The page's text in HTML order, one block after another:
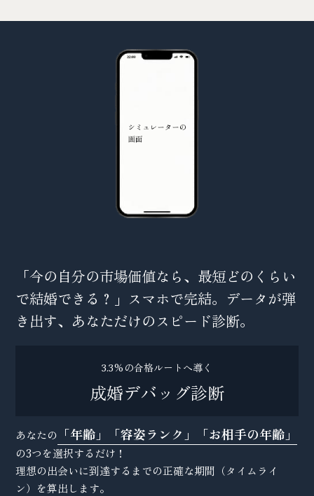
「今の自分の市場価値なら、最短どのくらい
で結婚できる？」スマホで完結。データが弾
き出す、あなただけのスピード診断。
3.3%の合格ルートへ導く
成婚デバッグ診断
あなたの 「年齢」「容姿ランク」「お相手の年齢」
の3つを選択するだけ！
理想の出会いに到達するまでの正確な期間（タイムライ
ン）を算出します。